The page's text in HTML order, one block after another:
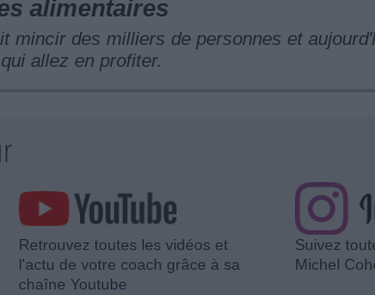
alimentaires
mincir des milliers de personnes et
allez en profiter.
Retrouvez toutes les vidéos et
l'actu de votre coach grâce à sa
chaîne Youtube
Suivez
Michel